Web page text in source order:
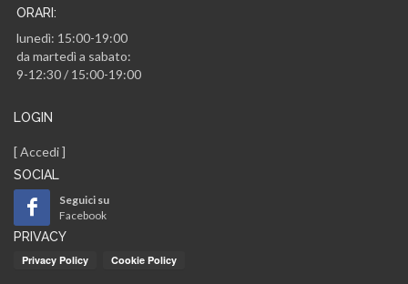
ORARI:
lunedì: 15:00-19:00
da martedì a sabato:
9-12:30 / 15:00-19:00
LOGIN
[Accedi]
SOCIAL
Seguici su
Facebook
PRIVACY